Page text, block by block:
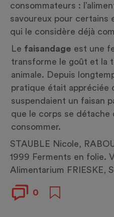
consommateurs :
savoureux pour certains
qui le considère déjà
Le faisandage est une
transforme le goût et la
animale. Depuis
pratique était appréciée
suspendaient un faisan
que le corps se détache
consommer.
STAUBLE Nicole,
1999 Ferments en folie.
Alimentarium FRIESKE,
0